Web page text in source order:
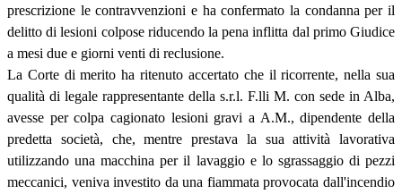
prescrizione le contravvenzioni e ha confermato la condanna per il
delitto di lesioni colpose riducendo la pena inflitta dal primo Giudice
a mesi due e giorni venti di reclusione.
La Corte di merito ha ritenuto accertato che il ricorrente, nella sua
qualità di legale rappresentante della s.r.l. F.lli M. con sede in Alba,
avesse per colpa cagionato lesioni gravi a A.M., dipendente della
predetta società, che, mentre prestava la sua attività lavorativa
utilizzando una macchina per il lavaggio e lo sgrassaggio di pezzi
meccanici, veniva investito da una fiammata provocata dall'incendio